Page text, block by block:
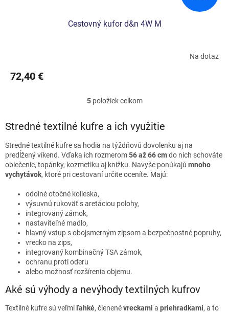
Cestovný kufor d&n 4W M
Na dotaz
72,40 €
O
l
d
a
c
i
r
y
ý
i
u
5položiek celkom
Stredné textilné kufre a ich využitie
Stredné textilné kufre sa hodia na týždňovú dovolenku aj na
predĺžený víkend. Vďaka ich rozmerom56 až 66 cmdo nich schováte
oblečenie, topánky, kozmetiku aj knižku. Navyše ponúkajú mnoho
vychytávok, ktoré pri cestovaní určite oceníte. Majú:
odolné otočné kolieska,
výsuvnú rukoväť s aretáciou polohy,
integrovaný zámok,
nastaviteľné madlo,
hlavný vstup s obojsmerným zipsom a bezpečnostné popruhy,
vrecko na zips,
integrovaný kombinačný TSA zámok,
ochranu proti oderu
alebo možnosť rozšírenia objemu.
Aké sú výhody a nevýhody textilných kufrov
Textilné kufre sú veľmi ľahké, členenévreckami a priehradkami, a to